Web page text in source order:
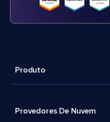
Produto
Provedores De Nuvem